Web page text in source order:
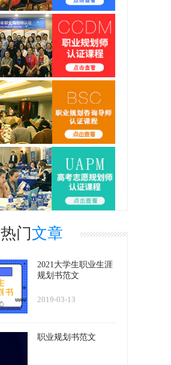
热门文章
2021大学生职业生涯
规划书范文
2019-03-13
职业规划书范文